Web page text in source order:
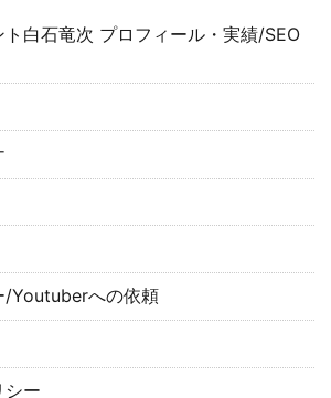
ト白石竜次 プロフィール・実績/SEO
/Youtuberへの依頼
シー